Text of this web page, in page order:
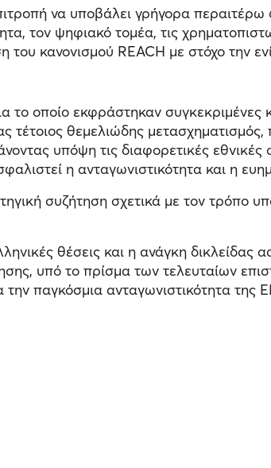
να υποβάλει γρήγορα
τον ψηφιακό τομέα, τις
κανονισμού REACH με στόχο την
το οποίο εκφράστηκαν
τέτοιος θεμελιώδης
υπόψη τις διαφορετικές
η ανταγωνιστικότητα και η
συζήτηση σχετικά με τον τρόπο
θέσεις και η ανάγκη
υπό το πρίσμα των τελευταίων
παγκόσμια ανταγωνιστικότητα της